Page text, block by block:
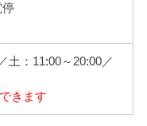
停
土：11:00～20:00／
きます